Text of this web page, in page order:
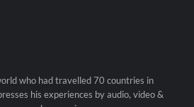
who had travelled 70 countries in
his experiences by audio, video &